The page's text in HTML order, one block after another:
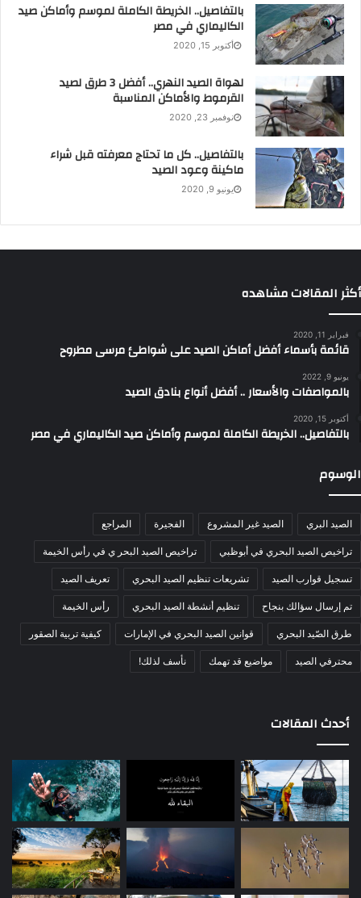
بالتفاصيل.. الخريطة الكاملة لموسم وأماكن صيد
الكاليماري في مصر
أكتوبر 15, 2020
لهواة الصيد النهري.. أفضل 3 طرق لصيد
القرموط والأماكن المناسبة
نوفمبر 23, 2020
بالتفاصيل.. كل ما تحتاج معرفته قبل شراء
ماكينة وعود الصيد
يونيو 9, 2020
أكثر المقالات مشاهده
فبراير 11, 2020
قائمة بأسماء أفضل أماكن الصيد على شواطئ مرسى مطروح
يونيو 9, 2022
بالمواصفات والأسعار .. أفضل أنواع بنادق الصيد
أكتوبر 15, 2020
بالتفاصيل.. الخريطة الكاملة لموسم وأماكن صيد الكاليماري في مصر
الوسوم
الصيد البري الصيد غير المشروع الفجيرة المراجع
تراخيص الصيد البحري في أبوظبي تراخيص الصيد البحر ي في رأس الخيمة
تسجيل قوارب الصيد تشريعات تنظيم الصيد البحري تعريف الصيد
تم إرسال سؤالك بنجاح تنظيم أنشطة الصيد البحري رأس الخيمة
طرق الصّيد البحري قوانين الصيد البحري في الإمارات كيفية تربية الصقور
محترفي الصيد مواضيع قد تهمك نأسف لذلك!
أحدث المقالات